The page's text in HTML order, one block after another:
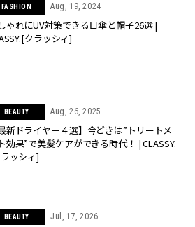
FASHION Aug, 19, 2024
ゃれにUV対策できる日傘と帽子26選 |
クラッシィ]
BEAUTY Aug, 26, 2025
最新ドライヤー４選】今どきは”トリートメ
効果”で美髪ケアができる時代！ | CLASSY.
ッシィ]
BEAUTY Jul, 17, 2026